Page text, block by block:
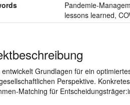
Pandemie-
lessons learned,
entwickelt Grundlagen für ein
Perspektive.
Matching für